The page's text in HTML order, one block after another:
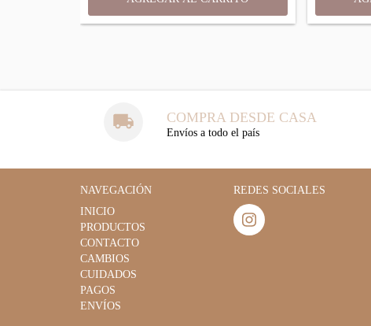
COMPRA DESDE CASA
Envíos a todo el país
NAVEGACIÓN
INICIO
PRODUCTOS
CONTACTO
CAMBIOS
CUIDADOS
PAGOS
ENVÍOS
REDES SOCIALES